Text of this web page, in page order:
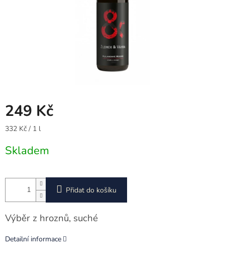
249 Kč
Měrná
332 Kč / 1 l
Skladem
Přidat do košíku
Výběr z hroznů, suché
Detailní informace